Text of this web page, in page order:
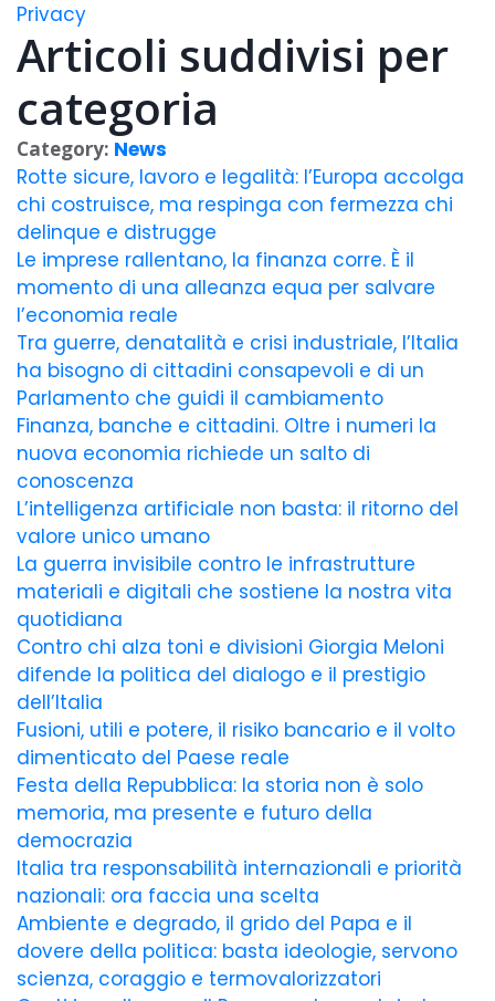
Privacy
Articoli suddivisi per
categoria
Category: News
Rotte sicure, lavoro e legalità: l’Europa accolga
chi costruisce, ma respinga con fermezza chi
delinque e distrugge
Le imprese rallentano, la finanza corre. È il
momento di una alleanza equa per salvare
l’economia reale
Tra guerre, denatalità e crisi industriale, l’Italia
ha bisogno di cittadini consapevoli e di un
Parlamento che guidi il cambiamento
Finanza, banche e cittadini. Oltre i numeri la
nuova economia richiede un salto di
conoscenza
L’intelligenza artificiale non basta: il ritorno del
valore unico umano
La guerra invisibile contro le infrastrutture
materiali e digitali che sostiene la nostra vita
quotidiana
Contro chi alza toni e divisioni Giorgia Meloni
difende la politica del dialogo e il prestigio
dell’Italia
Fusioni, utili e potere, il risiko bancario e il volto
dimenticato del Paese reale
Festa della Repubblica: la storia non è solo
memoria, ma presente e futuro della
democrazia
Italia tra responsabilità internazionali e priorità
nazionali: ora faccia una scelta
Ambiente e degrado, il grido del Papa e il
dovere della politica: basta ideologie, servono
scienza, coraggio e termovalorizzatori